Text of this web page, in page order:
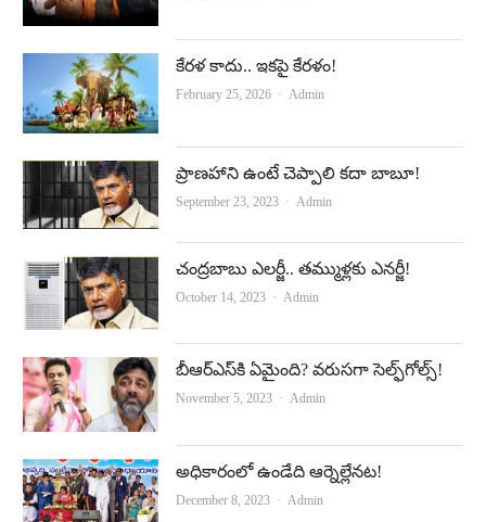
కేర‌ళ కాదు.. ఇక‌పై కేర‌ళం!
February 25, 2026 Author
Admin
ప్రాణహాని ఉంటే చెప్పాలి కదా బాబూ!
September 23, 2023 Author
Admin
చంద్రబాబు ఎలర్జీ.. తమ్ముళ్లకు ఎనర్జీ!
October 14, 2023 Author
Admin
బీఆర్‌ఎస్‌కి ఏమైంది? వరుసగా సెల్ఫ్‌గోల్స్‌!
November 5, 2023 Author
Admin
అధికారంలో ఉండేది ఆర్నెల్లేనట!
December 8, 2023 Author
Admin